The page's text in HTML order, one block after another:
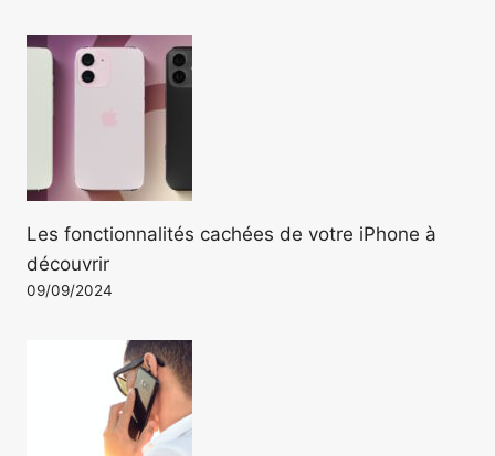
Les fonctionnalités cachées de votre iPhone à
découvrir
09/09/2024